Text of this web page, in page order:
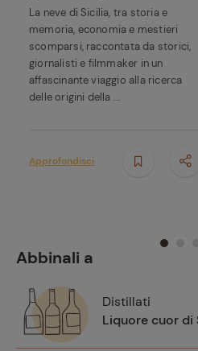
La neve di Sicilia, tra storia e
memoria, economia e mestieri
scomparsi, raccontata da storici,
giornalisti e filmmaker in un
affascinante viaggio alla ricerca
delle origini della ...
Approfondisci
Abbinali a
Distillati
Liquore cuor di